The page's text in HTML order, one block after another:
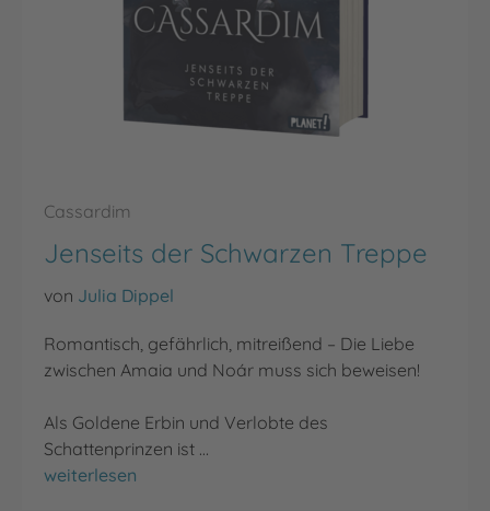
Cassardim
Jenseits der Schwarzen Treppe
von Julia Dippel
Romantisch, gefährlich, mitreißend – Die Liebe
zwischen Amaia und Noár muss sich beweisen!
Als Goldene Erbin und Verlobte des
Schattenprinzen ist …
Jenseits der Schwarzen Treppe
weiterlesen